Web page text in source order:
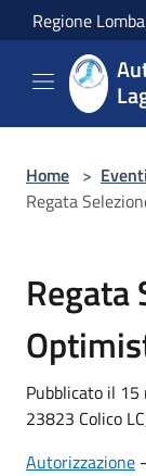
Salta al contenuto
Regione
Home > Eventi
Regata
Regata
Pubblicato il 15
23823 Colico
Autorizzazione -